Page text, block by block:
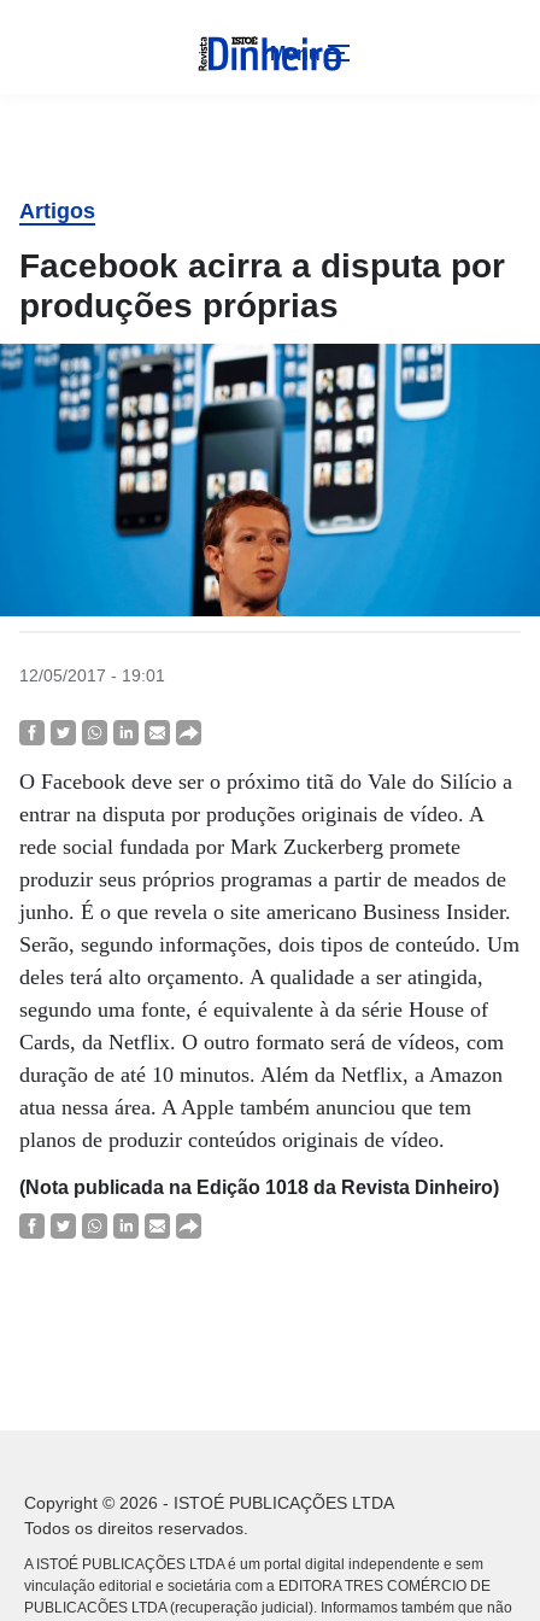
Menu
Artigos
Facebook acirra a disputa por
produções próprias
12/05/2017 - 19:01
O Facebook deve ser o próximo titã do Vale do Silício a
entrar na disputa por produções originais de vídeo. A
rede social fundada por Mark Zuckerberg promete
produzir seus próprios programas a partir de meados de
junho. É o que revela o site americano Business Insider.
Serão, segundo informações, dois tipos de conteúdo. Um
deles terá alto orçamento. A qualidade a ser atingida,
segundo uma fonte, é equivalente à da série House of
Cards, da Netflix. O outro formato será de vídeos, com
duração de até 10 minutos. Além da Netflix, a Amazon
atua nessa área. A Apple também anunciou que tem
planos de produzir conteúdos originais de vídeo.
(Nota publicada na Edição 1018 da Revista Dinheiro)
Copyright © 2026 - ISTOÉ PUBLICAÇÕES LTDA
Todos os direitos reservados.
A ISTOÉ PUBLICAÇÕES LTDA é um portal digital independente e sem
vinculação editorial e societária com a EDITORA TRES COMÉRCIO DE
PUBLICACÕES LTDA (recuperação judicial). Informamos também que não